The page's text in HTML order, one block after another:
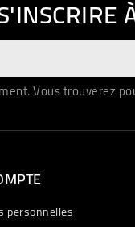
Vous trouverez
personnelles